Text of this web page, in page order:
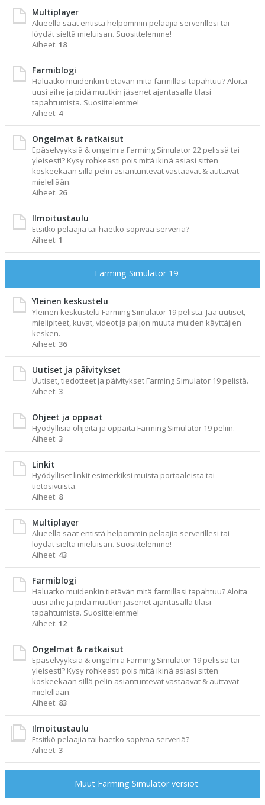
Multiplayer
Alueella saat entistä helpommin pelaajia serverillesi tai
löydät sieltä mieluisan. Suosittelemme!
Aiheet: 18
Farmiblogi
Haluatko muidenkin tietävän mitä farmillasi tapahtuu? Aloita
uusi aihe ja pidä muutkin jäsenet ajantasalla tilasi
tapahtumista. Suosittelemme!
Aiheet: 4
Ongelmat & ratkaisut
Epäselvyyksiä & ongelmia Farming Simulator 22 pelissä tai
yleisesti? Kysy rohkeasti pois mitä ikinä asiasi sitten
koskeekaan sillä pelin asiantuntevat vastaavat & auttavat
mielellään.
Aiheet: 26
Ilmoitustaulu
Etsitkö pelaajia tai haetko sopivaa serveriä?
Aiheet: 1
Farming Simulator 19
Yleinen keskustelu
Yleinen keskustelu Farming Simulator 19 pelistä. Jaa uutiset,
mielipiteet, kuvat, videot ja paljon muuta muiden käyttäjien
kesken.
Aiheet: 36
Uutiset ja päivitykset
Uutiset, tiedotteet ja päivitykset Farming Simulator 19 pelistä.
Aiheet: 3
Ohjeet ja oppaat
Hyödyllisiä ohjeita ja oppaita Farming Simulator 19 peliin.
Aiheet: 3
Linkit
Hyödylliset linkit esimerkiksi muista portaaleista tai
tietosivuista.
Aiheet: 8
Multiplayer
Alueella saat entistä helpommin pelaajia serverillesi tai
löydät sieltä mieluisan. Suosittelemme!
Aiheet: 43
Farmiblogi
Haluatko muidenkin tietävän mitä farmillasi tapahtuu? Aloita
uusi aihe ja pidä muutkin jäsenet ajantasalla tilasi
tapahtumista. Suosittelemme!
Aiheet: 12
Ongelmat & ratkaisut
Epäselvyyksiä & ongelmia Farming Simulator 19 pelissä tai
yleisesti? Kysy rohkeasti pois mitä ikinä asiasi sitten
koskeekaan sillä pelin asiantuntevat vastaavat & auttavat
mielellään.
Aiheet: 83
Ilmoitustaulu
Etsitkö pelaajia tai haetko sopivaa serveriä?
Aiheet: 3
Muut Farming Simulator versiot